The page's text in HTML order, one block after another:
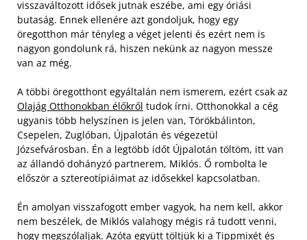
visszaváltozott idősek jutnak eszébe, ami egy óriási
butaság. Ennek ellenére azt gondoljuk, hogy egy
öregotthon már tényleg a véget jelenti és ezért nem is
nagyon gondolunk rá, hiszen nekünk az nagyon messze
van az még.
A többi öregotthont egyáltalán nem ismerem, ezért csak az
Olajág Otthonokban élőkről tudok írni. Otthonokkal a cég
ugyanis több helyszínen is jelen van, Törökbálinton,
Csepelen, Zuglóban, Újpalotán és végezetül
Józsefvárosban. Én a legtöbb időt Újpalotán töltöm, itt van
az állandó dohányzó partnerem, Miklós. Ő rombolta le
először a sztereotípiáimat az idősekkel kapcsolatban.
Én amolyan visszafogott ember vagyok, ha nem kell, akkor
nem beszélek, de Miklós valahogy mégis rá tudott venni,
hogy megszólaljak. Azóta együtt töltjük ki a Tippmixét és